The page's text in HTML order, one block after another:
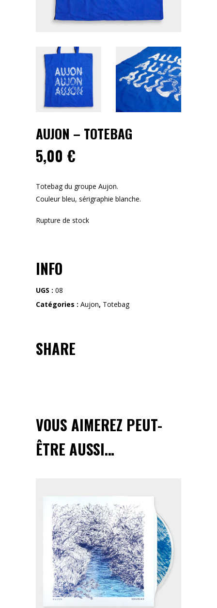
AUJON – TOTEBAG
5,00 €
Totebag du groupe Aujon.
Couleur bleu, sérigraphie blanche.
Rupture de stock
INFO
UGS : 08
Catégories : Aujon, Totebag
SHARE
VOUS AIMEREZ PEUT-
ÊTRE AUSSI…